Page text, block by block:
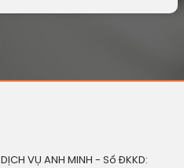
VỤ ANH MINH - Số ĐKKD: